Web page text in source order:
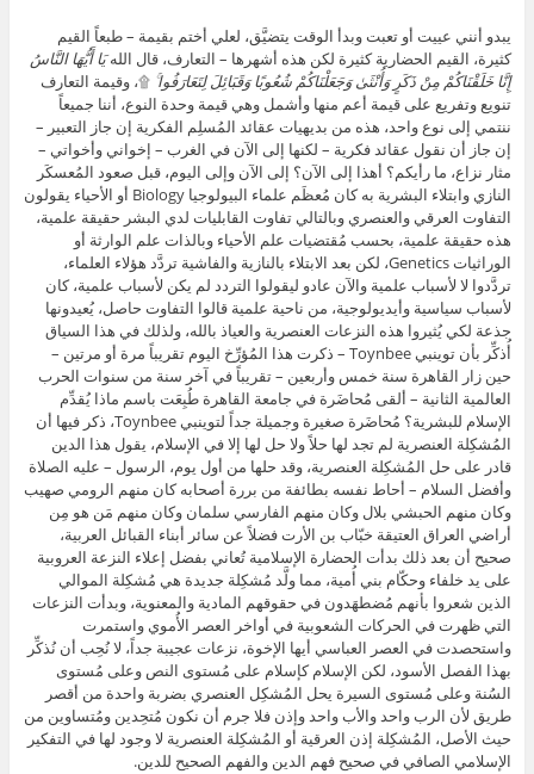
يبدو أنني عييت أو تعبت وبدأ الوقت يتضيَّق، لعلي أختم بقيمة – طبعاً القيم
كثيرة، القيم الحضارية كثيرة لكن هذه أشهرها – التعارف، قال اللهيَا أَيُّهَا النَّاسُ
إِنَّا خَلَقْنَاكُمْ مِنْ ذَكَرٍ وَأُنْثَىٰ وَجَعَلْنَاكُمْ شُعُوبًا وَقَبَائِلَ لِتَعَارَفُوا ۚ ۩، وقيمة التعارف
تنويع وتفريع على قيمة أعم منها وأشمل وهي قيمة وحدة النوع، أننا جميعاً
ننتمي إلى نوع واحد، هذه من بديهيات عقائد المُسلِم الفكرية إن جاز التعبير –
إن جاز أن نقول عقائد فكرية – لكنها إلى الآن في الغرب – إخواني وأخواتي –
مثار نزاع، ما رأيكم؟ أهذا إلى الآن؟ إلى الآن وإلى اليوم، قبل صعود المُعسكَر
النازي وابتلاء البشرية به كان مُعظَم علماء البيولوجيا Biology أو الأحياء يقولون
التفاوت العرقي والعنصري وبالتالي تفاوت القابليات لدي البشر حقيقة علمية،
هذه حقيقة علمية، بحسب مُقتضيات علم الأحياء وبالذات علم الوارثة أو
الوراثيات Genetics، لكن بعد الابتلاء بالنازية والفاشية تردَّد هؤلاء العلماء،
تردَّدوا لا لأسباب علمية والآن عادو ليقولوا التردد لم يكن لأسباب علمية، كان
لأسباب سياسية وأيديولوجية، من ناحية علمية قالوا التفاوت حاصل، يُعيدونها
جذعة لكي يُثيروا هذه النزعات العنصرية والعياذ بالله، ولذلك في هذا السياق
أُذكِّر بأن توينبي Toynbee – ذكرت هذا المُؤرِّخ اليوم تقريباً مرة أو مرتين –
حين زار القاهرة سنة خمس وأربعين – تقريباً في آخر سنة من سنوات الحرب
العالمية الثانية – ألقى مُحاضَرة في جامعة القاهرة طُبِعَت باسم ماذا يُقدِّم
الإسلام للبشرية؟ مُحاضَرة صغيرة وجميلة جداً لتوينبي Toynbee، ذكر فيها أن
المُشكِلة العنصرية لم تجد لها حلاً ولا حل لها إلا في الإسلام، يقول هذا الدين
قادر على حل المُشكِلة العنصرية، وقد حلها من أول يوم، الرسول – عليه الصلاة
وأفضل السلام – أحاط نفسه بطائفة من بررة أصحابه كان منهم الرومي صهيب
وكان منهم الحبشي بلال وكان منهم الفارسي سلمان وكان منهم مَن هو مِن
أراضي العراق العتيقة خبّاب بن الأرت فضلاً عن سائر أبناء القبائل العربية،
صحيح أن بعد ذلك بدأت الحضارة الإسلامية تُعاني بفضل إعلاء النزعة العروبية
على يد خلفاء وحكّام بني أُمية، مما ولَّد مُشكِلة جديدة هي مُشكِلة الموالي
الذين شعروا بأنهم مُضطهَدون في حقوقهم المادية والمعنوية، وبدأت النزعات
التي ظهرت في الحركات الشعوبية في أواخر العصر الأُموي واستمرت
واستحصدت في العصر العباسي أيها الإخوة، نزعات عجيبة جداً، لا نُحِب أن نُذكِّر
بهذا الفصل الأسود، لكن الإسلام كإسلام على مُستوى النص وعلى مُستوى
السُنة وعلى مُستوى السيرة يحل المُشكِل العنصري بضربة واحدة من أقصر
طريق لأن الرب واحد والأب واحد وإذن فلا جرم أن نكون مُتحِدين ومُتساوين من
حيث الأصل، المُشكِلة إذن العرقية أو المُشكِلة العنصرية لا وجود لها في التفكير
الإسلامي الصافي في صحيح فهم الدين والفهم الصحيح للدين.